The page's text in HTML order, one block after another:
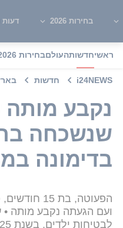
בחירות 2026 דעות
ראשיחדשותהעולםבחירות 2026
i24NEWS חדשות
נקבע
שנשכחה
בדימונה
הפעוטה, בת
ועם הגעתה נקבע מותה •